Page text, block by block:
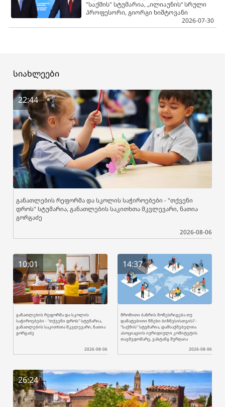
"საქმის" სტუმარია, „ილიაუნის“ სრული
პროფესორი, გიორგი ხიშტოვანი
2026-07-30
სიახლეები
22:44
განათლების რეფორმა და სკოლის საჭიროებები - "თქვენი
დროს" სტუმარია, განათლების საკითხთა მკვლევარი, ნათია
გორგაძე
2026-08-06
10:01
განათლების რეფორმა და სკოლის
საჭიროებები - "თქვენი დროს" სტუმარია,
განათლების საკითხთა მკვლევარი, ნათია
გორგაძე
2026-08-06
14:37
შრომითი ბაზრის მოწესრიგება თუ
დამატებითი წნეხი ბიზნესისთვის? -
"საქმის" სტუმარია, დამსაქმებელთა
ასოციაციის იურიდიული კომიტეტის
თავმჯდომარე, ვახტანგ შურღაია
2026-08-06
26:24